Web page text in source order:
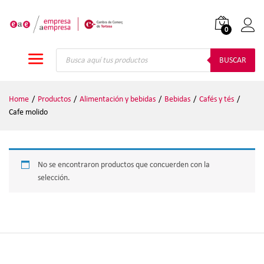
0
Búsqueda
BUSCAR
Home / Productos / Alimentación y bebidas / Bebidas / Cafés y tés /
Cafe molido
No se encontraron productos que concuerden con la
selección.